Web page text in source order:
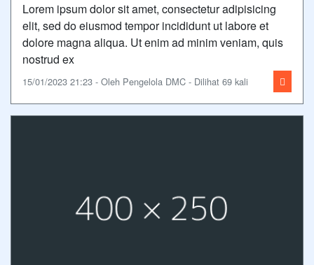
Lorem ipsum dolor sit amet, consectetur adipisicing
elit, sed do eiusmod tempor incididunt ut labore et
dolore magna aliqua. Ut enim ad minim veniam, quis
nostrud ex
15/01/2023 21:23 - Oleh Pengelola DMC - Dilihat 69 kali